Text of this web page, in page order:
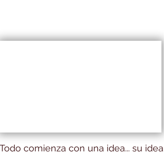
comienza con una idea... su idea